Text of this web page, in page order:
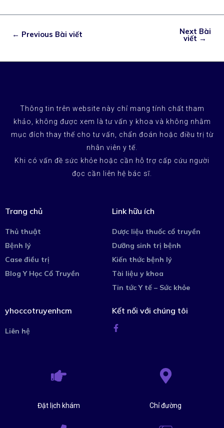
← Previous Bài viết Next Bài
viết →
Thông tin trên website này chỉ mang tính chất tham
khảo, không được xem là tư vấn y khoa và không nhằm
mục đích thay thế cho tư vấn, chẩn đoán hoặc điều trị từ
nhân viên y tế.
Khi có vấn đề sức khỏe hoặc cần hỗ trợ cấp cứu người
đọc cần liên hệ bác sĩ.
Trang chủ
Thủ thuật
Bệnh lý
Case điều trị
Blog Y Học Cổ Truyền
Link hữu ích
Dược liệu thuốc cổ truyền
Dưỡng sinh trị bệnh
Kiến thức bệnh lý
Tài liệu y khoa
Tin tức Y tế – Sức khỏe
yhoccotruyenhcm
Liên hệ
Kết nối với chúng tôi
Đặt lịch khám Chỉ đường